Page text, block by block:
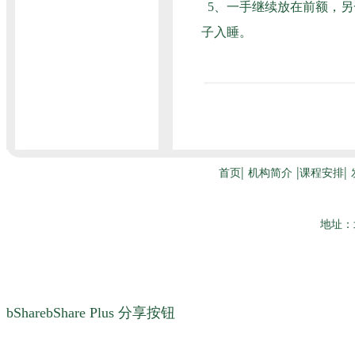
5、一手继续放在前额，
子入睡。
bSharebShare Plus 分享按钮